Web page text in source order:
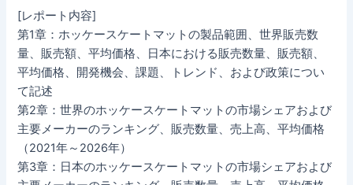
[レポート内容]
第1章：ホッケースケートマットの製品範囲、世界販売数
量、販売額、平均価格、日本における販売数量、販売額、
平均価格、開発機会、課題、トレンド、および政策につい
て記述
第2章：世界のホッケースケートマットの市場シェアおよび
主要メーカーのランキング、販売数量、売上高、平均価格
（2021年～2026年）
第3章：日本のホッケースケートマットの市場シェアおよび